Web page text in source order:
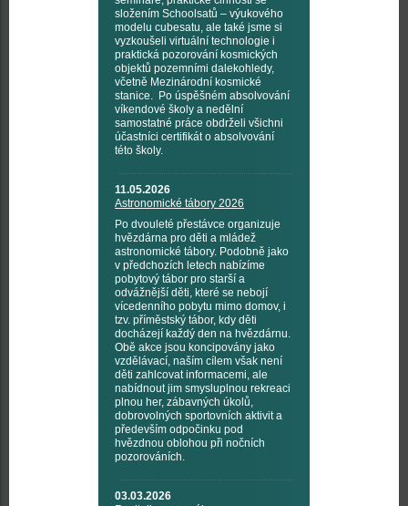
složením Schoolsatů – výukového
modelu cubesatu, ale také jsme si
vyzkoušeli virtuální technologie i
praktická pozorování kosmických
objektů pozemními dalekohledy,
včetně Mezinárodní kosmické
stanice. Po úspěšném absolvování
víkendové školy a nedělní
samostatné práce obdrželi všichni
účastníci certifikát o absolvování
této školy.
11.05.2026
Astronomické tábory 2026
Po dvouleté přestávce organizuje
hvězdárna pro děti a mládež
astronomické tábory. Podobně jako
v předchozích letech nabízíme
pobytový tábor pro starší a
odvážnější děti, které se nebojí
vícedenního pobytu mimo domov, i
tzv. příměstský tábor, kdy děti
docházejí každý den na hvězdárnu.
Obě akce jsou koncipovány jako
vzdělávací, naším cílem však není
děti zahlcovat informacemi, ale
nabídnout jim smysluplnou rekreaci
plnou her, zábavných úkolů,
dobrovolných sportovních aktivit a
především odpočinku pod
hvězdnou oblohou při nočních
pozorováních.
03.03.2026